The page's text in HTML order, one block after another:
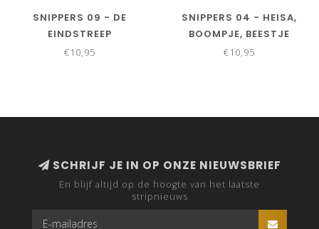
SNIPPERS 09 - DE
EINDSTREEP
€10,95
SNIPPERS 04 - HEISA,
BOOMPJE, BEESTJE
€10,95
SCHRIJF JE IN OP ONZE NIEUWSBRIEF
En blijf altijd op de hoogte van het laatste
stripnieuws